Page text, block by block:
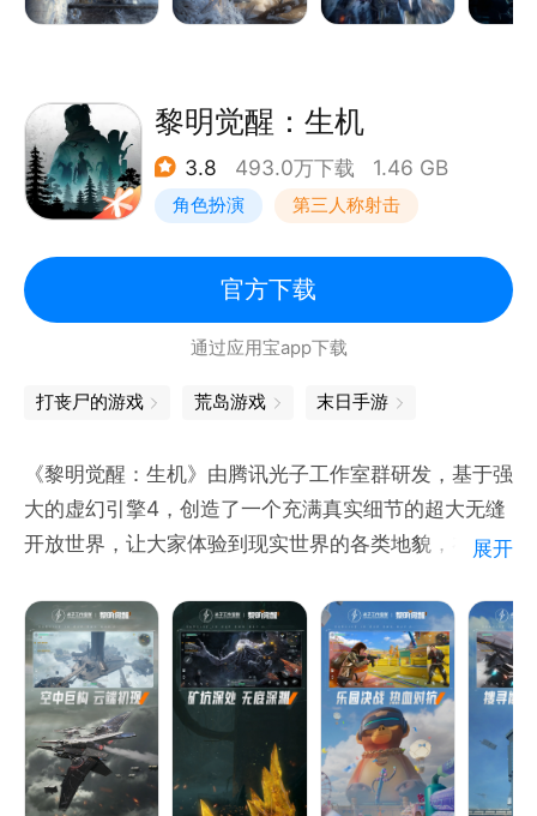
【基因变异】末日有丧尸更有异能人类，试着收服他/
她/它们；
【驯服尸王】你将拥有的第1只丧尸，战斗可以让它变
强；
科技或许可以让它无敌；
【搜集物资】搜索地窖、仓库、商店，不放弃任何物
【合纵连横】寻找更多的末日“天命人”；
冰雪末日之下，是沦为的一具不朽冰雕，还是成为这片
黎明觉醒：生机
3.8 493.0万下载 1.46 GB
角色扮演 第三人称射击
探险 开放世界
官方下载
通过应用宝app下载
打丧尸的游戏 荒岛游戏 末日手游
《黎明觉醒：生机》由腾讯光子工作室群研发，基于强
大的虚幻引擎4，创造了一个充满真实细节的超大无缝
开放世界，让大家体验到现实世界的各类地貌，在极端
型、精力、健康、水分乃至情绪，拟真的环境变化会对
人体指标产生实时影响；也需要勇敢地探索这块大陆，
学会制造工具、掌握各种武器、建造庇护所营地、寻找
生存伙伴，努力生存下去！
展开